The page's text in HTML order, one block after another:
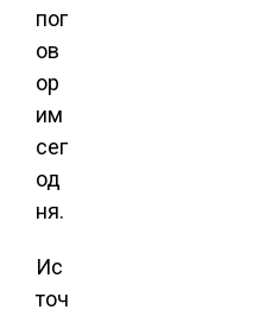
пог
ов
ор
им
сег
од
ня.
Ис
точ